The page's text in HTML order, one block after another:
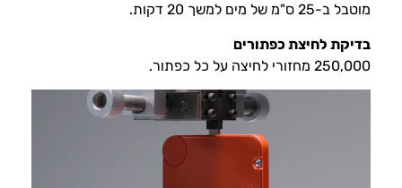
מוטבל ב-25 ס"מ של מים למשך 20 דקות.
בדיקת לחיצת כפתורים
250,000 מחזורי לחיצה על כל כפתור.